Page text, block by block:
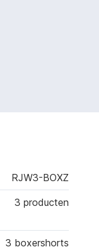
RJW3-BOXZ
3 producten
3 boxershorts